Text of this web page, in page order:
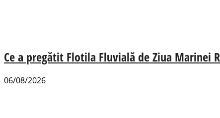
Ce a pregătit Flotila Fluvială de Ziua Marinei
06/08/2026